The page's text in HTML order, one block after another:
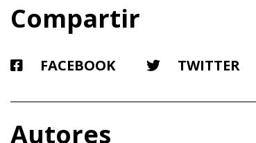
Compartir
FACEBOOK TWITTER
Autores